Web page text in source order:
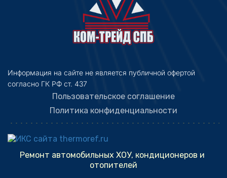
Информация на сайте не является публичной офертой
согласно ГК РФ ст. 437
Пользовательское соглашение
Политика конфиденциальности
Ремонт автомобильных ХОУ, кондиционеров и
отопителей